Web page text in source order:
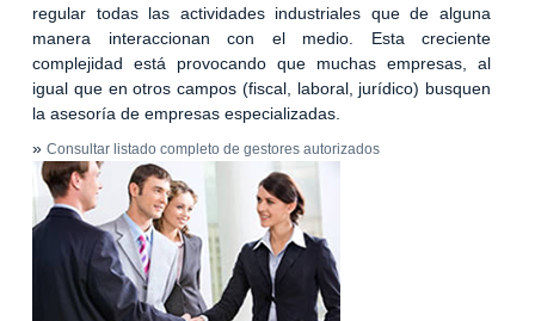
regular todas las actividades industriales que de alguna
manera interaccionan con el medio. Esta creciente
complejidad está provocando que muchas empresas, al
igual que en otros campos (fiscal, laboral, jurídico) busquen
la asesoría de empresas especializadas.
» Consultar listado completo de gestores autorizados